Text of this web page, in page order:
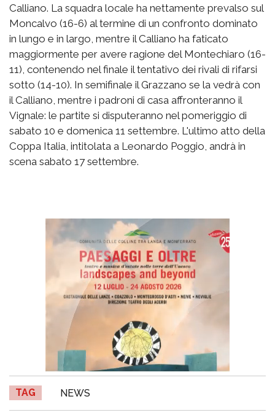
Calliano. La squadra locale ha nettamente prevalso sul
Moncalvo (16-6) al termine di un confronto dominato
in lungo e in largo, mentre il Calliano ha faticato
maggiormente per avere ragione del Montechiaro (16-
11), contenendo nel finale il tentativo dei rivali di rifarsi
sotto (14-10). In semifinale il Grazzano se la vedrà con
il Calliano, mentre i padroni di casa affronteranno il
Vignale: le partite si disputeranno nel pomeriggio di
sabato 10 e domenica 11 settembre. L'ultimo atto della
Coppa Italia, intitolata a Leonardo Poggio, andrà in
scena sabato 17 settembre.
TAG NEWS